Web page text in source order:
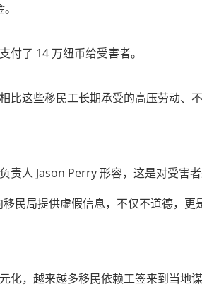
付了 14 万纽币给受害者。
比这些移民工长期承受的高压劳动、
责人 Jason Perry 形容，这是对受害
民局提供虚假信息，不仅不道德，
化，越来越多移民依赖工签来到当地谋